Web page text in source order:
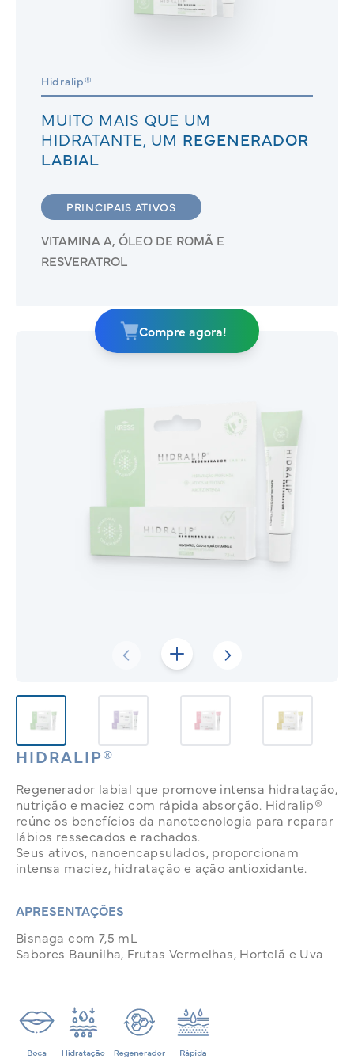
Hidralip®
MUITO MAIS QUE UM
HIDRATANTE, UM REGENERADOR
LABIAL
PRINCIPAIS ATIVOS
VITAMINA A, ÓLEO DE ROMÃ E
RESVERATROL
Compre agora!
HIDRALIP®
Regenerador labial que promove intensa hidratação,
nutrição e maciez com rápida absorção. Hidralip®
reúne os benefícios da nanotecnologia para reparar
lábios ressecados e rachados.
Seus ativos, nanoencapsulados, proporcionam
intensa maciez, hidratação e ação antioxidante.
APRESENTAÇÕES
Bisnaga com 7,5 mL
Sabores Baunilha, Frutas Vermelhas, Hortelã e Uva